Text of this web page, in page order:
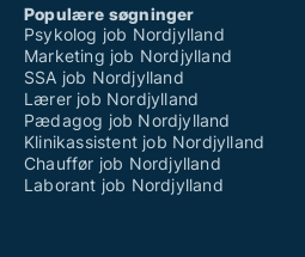
Populære søgninger
Psykolog job Nordjylland
Marketing job Nordjylland
SSA job Nordjylland
Lærer job Nordjylland
Pædagog job Nordjylland
Klinikassistent job Nordjylland
Chauffør job Nordjylland
Laborant job Nordjylland